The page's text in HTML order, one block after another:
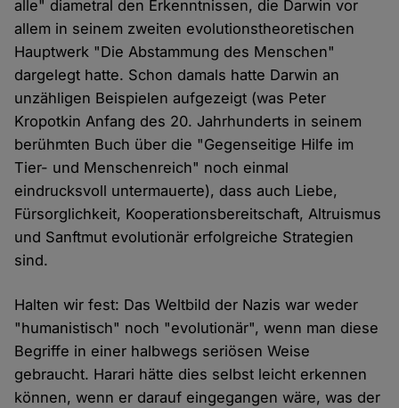
alle" diametral den Erkenntnissen, die Darwin vor
allem in seinem zweiten evolutionstheoretischen
Hauptwerk "Die Abstammung des Menschen"
dargelegt hatte. Schon damals hatte Darwin an
unzähligen Beispielen aufgezeigt (was Peter
Kropotkin Anfang des 20. Jahrhunderts in seinem
berühmten Buch über die "Gegenseitige Hilfe im
Tier- und Menschenreich" noch einmal
eindrucksvoll untermauerte), dass auch Liebe,
Fürsorglichkeit, Kooperationsbereitschaft, Altruismus
und Sanftmut evolutionär erfolgreiche Strategien
sind.
Halten wir fest: Das Weltbild der Nazis war weder
"humanistisch" noch "evolutionär", wenn man diese
Begriffe in einer halbwegs seriösen Weise
gebraucht. Harari hätte dies selbst leicht erkennen
können, wenn er darauf eingegangen wäre, was der